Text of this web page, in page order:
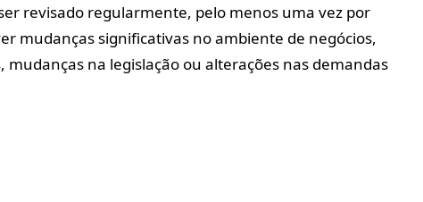
revisado regularmente, pelo menos uma vez por
mudanças significativas no ambiente de negócios,
mudanças na legislação ou alterações nas demandas